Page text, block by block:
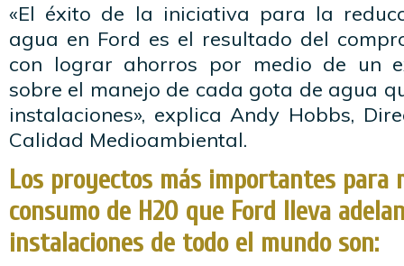
«El éxito de la iniciativa para la
agua en Ford es el resultado del
con lograr ahorros por medio de un
sobre el manejo de cada gota de agua
instalaciones», explica Andy Hobbs,
Calidad Medioambiental.
Los proyectos más importantes para
consumo de H2O que Ford lleva
instalaciones de todo el mundo son: